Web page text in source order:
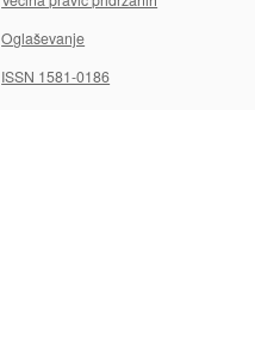
Oglaševanje
ISSN 1581-0186